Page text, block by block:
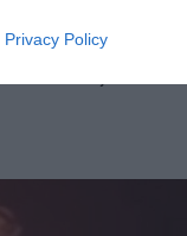
Privacy Policyτην